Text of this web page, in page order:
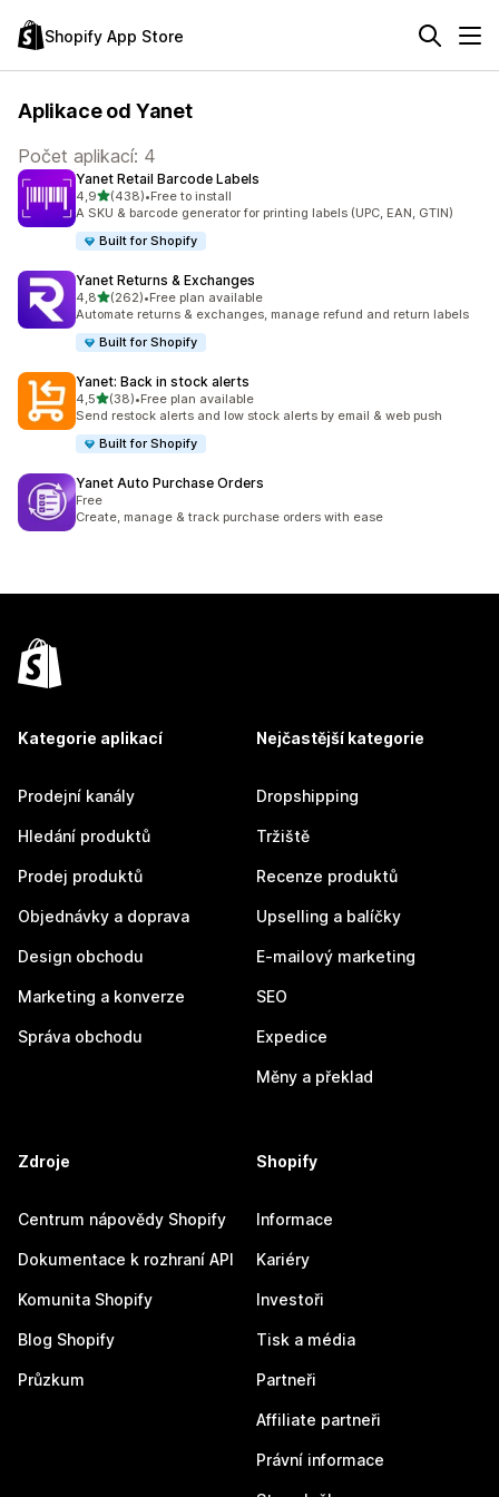
Shopify App Store
Aplikace od Yanet
Počet aplikací: 4
Yanet Retail Barcode Labels
4,9z 5 hvězd
(438)
Celkový počet recenzí: 438
•Free to install
A SKU & barcode generator for printing labels (UPC, EAN, GTIN)
Built for Shopify
Yanet Returns & Exchanges
4,8z 5 hvězd
(262)
Celkový počet recenzí: 262
•Free plan available
Automate returns & exchanges, manage refund and return labels
Built for Shopify
Yanet: Back in stock alerts
4,5z 5 hvězd
(38)
Celkový počet recenzí: 38
•Free plan available
Send restock alerts and low stock alerts by email & web push
Built for Shopify
Yanet Auto Purchase Orders
Free
Create, manage & track purchase orders with ease
Kategorie aplikací
Prodejní kanály
Hledání produktů
Prodej produktů
Objednávky a doprava
Design obchodu
Marketing a konverze
Správa obchodu
Nejčastější kategorie
Dropshipping
Tržiště
Recenze produktů
Upselling a balíčky
E-mailový marketing
SEO
Expedice
Měny a překlad
Zdroje
Centrum nápovědy Shopify
Dokumentace k rozhraní API
Komunita Shopify
Blog Shopify
Průzkum
Shopify
Informace
Kariéry
Investoři
Tisk a média
Partneři
Affiliate partneři
Právní informace